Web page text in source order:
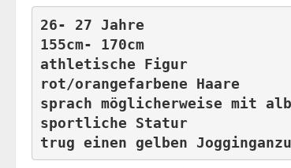
26- 27 Jahre
155cm- 170cm
athletische Figur
rot/orangefarbene Haare
sprach möglicherweise mit
sportliche Statur
trug einen gelben